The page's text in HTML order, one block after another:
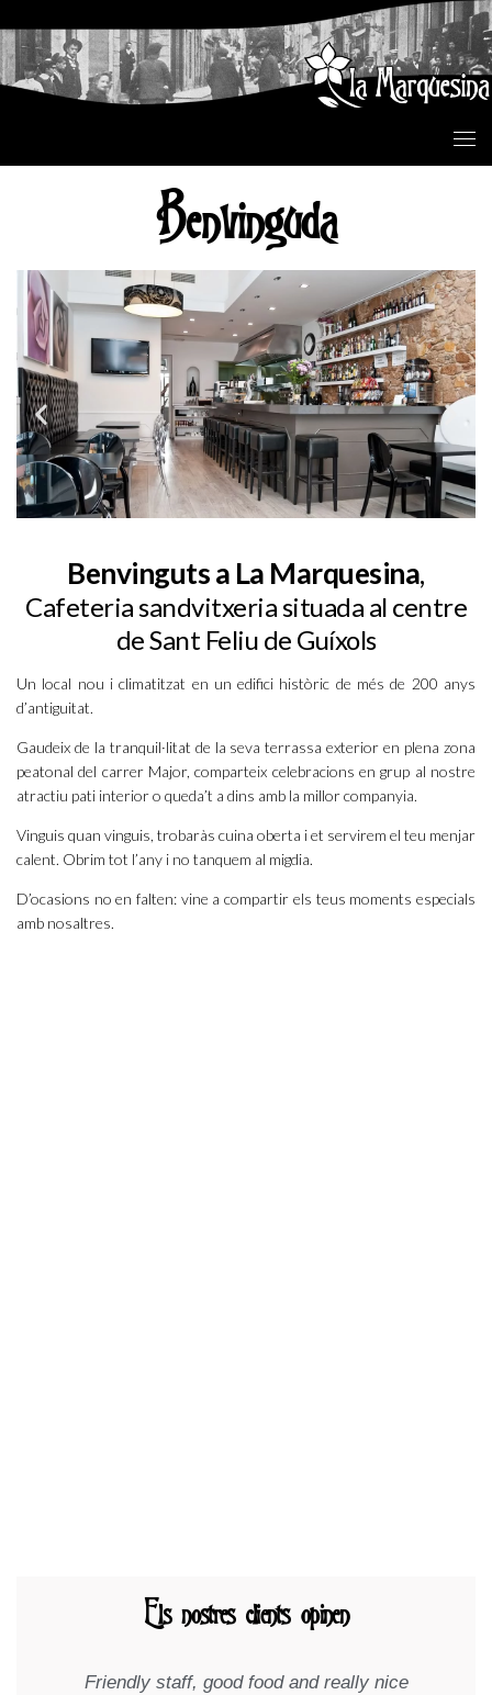
Skip to content
Benvinguda
Benvinguts a La Marquesina,
Cafeteria sandvitxeria situada al centre
de Sant Feliu de Guíxols
Un local nou i climatitzat en un edifici històric de més de 200 anys
d’antiguitat.
Gaudeix de la tranquil·litat de la seva terrassa exterior en plena zona
peatonal del carrer Major, comparteix celebracions en grup al nostre
atractiu pati interior o queda’t a dins amb la millor companyia.
Vinguis quan vinguis, trobaràs cuina oberta i et servirem el teu menjar
calent. Obrim tot l’any i no tanquem al migdia.
D’ocasions no en falten: vine a compartir els teus moments especials
amb nosaltres.
Els nostres clients opinen
Friendly staff, good food and really nice